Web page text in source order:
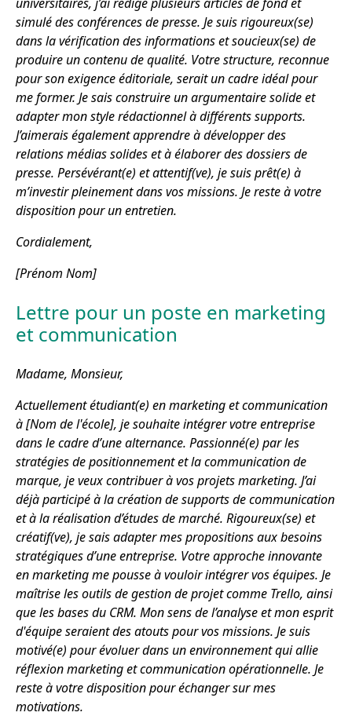
simulé des conférences de presse. Je suis rigoureux(se)
dans la vérification des informations et soucieux(se) de
produire un contenu de qualité. Votre structure, reconnue
pour son exigence éditoriale, serait un cadre idéal pour
me former. Je sais construire un argumentaire solide et
adapter mon style rédactionnel à différents supports.
J’aimerais également apprendre à développer des
relations médias solides et à élaborer des dossiers de
presse. Persévérant(e) et attentif(ve), je suis prêt(e) à
m’investir pleinement dans vos missions. Je reste à votre
disposition pour un entretien.
Cordialement,
[Prénom Nom]
Lettre pour un poste en marketing
et communication
Madame, Monsieur,
Actuellement étudiant(e) en marketing et communication
à [Nom de l'école], je souhaite intégrer votre entreprise
dans le cadre d’une alternance. Passionné(e) par les
stratégies de positionnement et la communication de
marque, je veux contribuer à vos projets marketing. J’ai
déjà participé à la création de supports de communication
et à la réalisation d’études de marché. Rigoureux(se) et
créatif(ve), je sais adapter mes propositions aux besoins
stratégiques d’une entreprise. Votre approche innovante
en marketing me pousse à vouloir intégrer vos équipes. Je
maîtrise les outils de gestion de projet comme Trello, ainsi
que les bases du CRM. Mon sens de l’analyse et mon esprit
d'équipe seraient des atouts pour vos missions. Je suis
motivé(e) pour évoluer dans un environnement qui allie
réflexion marketing et communication opérationnelle. Je
reste à votre disposition pour échanger sur mes
motivations.